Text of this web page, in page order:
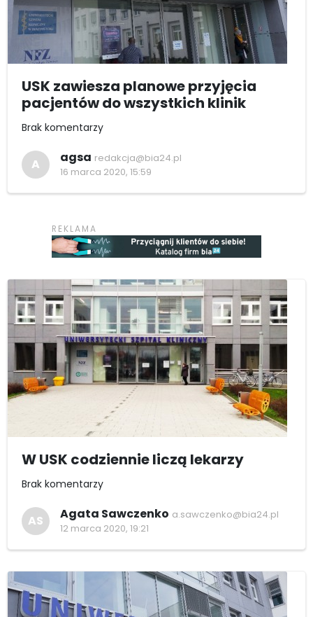
USK zawiesza planowe przyjęcia
pacjentów do wszystkich klinik
Brak komentarzy
A agsa redakcja@bia24.pl
16 marca 2020, 15:59
W USK codziennie liczą lekarzy
Brak komentarzy
AS Agata Sawczenko a.sawczenko@bia24.pl
12 marca 2020, 19:21